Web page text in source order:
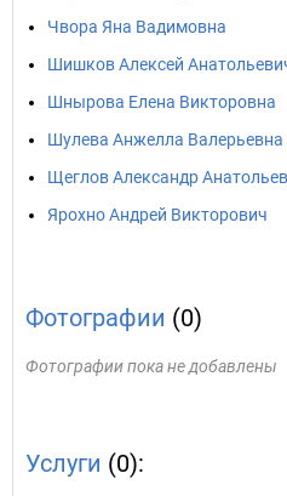
Чвора Яна Вадимовна
Шишков Алексей
Шнырова Елена Викторовна
Шулева Анжелла Валерьевна
Щеглов Александр
Ярохно Андрей Викторович
Фотографии (0)
Фотографии пока не добавлены
Услуги (0):